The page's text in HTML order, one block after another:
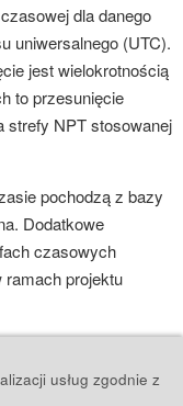
dla danego
uniwersalnego (UTC).
jest wielokrotnością
to przesunięcie
strefy NPT stosowanej
pochodzą z bazy
Dodatkowe
czasowych
ramach projektu
usług zgodnie z